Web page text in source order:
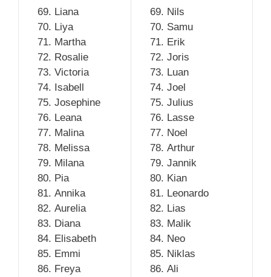
Liana
Liya
Martha
Rosalie
Victoria
Isabell
Josephine
Leana
Malina
Melissa
Milana
Pia
Annika
Aurelia
Diana
Elisabeth
Emmi
Freya
Nils
Samu
Erik
Joris
Luan
Joel
Julius
Lasse
Noel
Arthur
Jannik
Kian
Leonardo
Lias
Malik
Neo
Niklas
Ali